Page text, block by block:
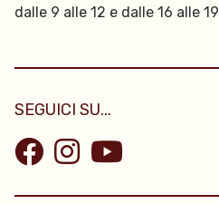
dalle 9 alle 12 e dalle 16 alle 19
SEGUICI SU...